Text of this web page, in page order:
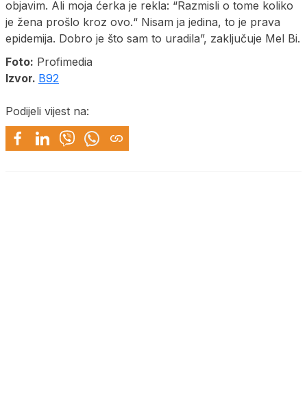
objavim. Ali moja ćerka je rekla: “Razmisli o tome koliko
je žena prošlo kroz ovo.“ Nisam ja jedina, to je prava
epidemija. Dobro je što sam to uradila”, zaključuje Mel Bi.
Foto: Profimedia
Izvor. B92
Podijeli vijest na: